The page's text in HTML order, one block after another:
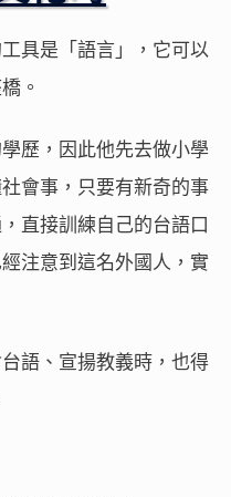
具是「語言」，它可以
。
歷，因此他先去做小學
會事，只要有新奇的事
直接訓練自己的台語口
注意到這名外國人，實
語、宣揚教義時，也得